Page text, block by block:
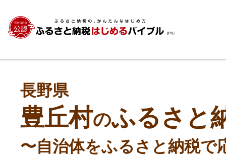
長野県
豊丘村のふるさと
〜自治体をふるさと納税で